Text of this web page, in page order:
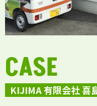
KIJIMA 有限会社 喜
CASE